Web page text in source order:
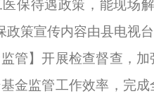
保待遇政策，能现场
政策宣传内容由县电视
监管】开展检查督查，
金监管工作效率，完